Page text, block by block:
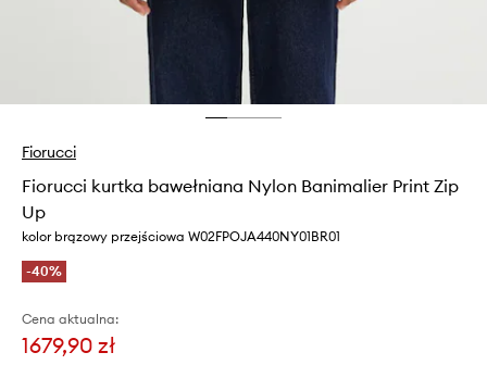
Fiorucci
Fiorucci kurtka bawełniana Nylon Banimalier Print Zip
Up
kolor brązowy przejściowa W02FPOJA440NY01BR01
-40%
Cena aktualna:
1679,90 zł